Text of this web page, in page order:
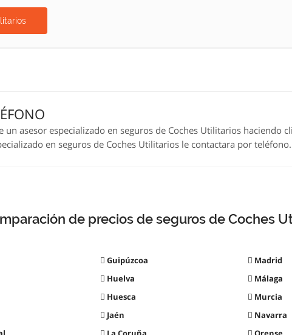
asesor especializado en seguros de Coches Utilitarios haciendo
en seguros de Coches Utilitarios le contactara por teléfono.
de precios de seguros de Coches
Guipúzcoa
Huelva
Huesca
Jaén
Madrid
Málaga
Murcia
Navarra